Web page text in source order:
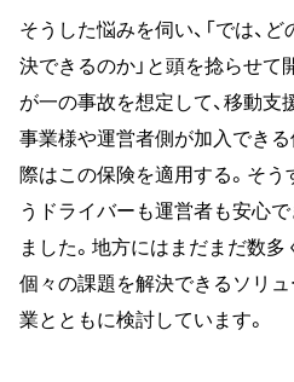
そうした悩みを伺い、「では、
決できるのか」と頭を捻らせて
が一の事故を想定して、移動支
事業様や運営者側が加入できる
際はこの保険を適用する。そう
うドライバーも運営者も安心
ました。地方にはまだまだ数多
個々の課題を解決できるソリ
業とともに検討しています。